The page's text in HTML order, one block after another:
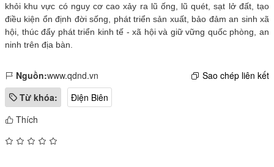
khỏi khu vực có nguy cơ cao xảy ra lũ ống, lũ quét, sạt lở đất, tạo
điều kiện ổn định đời sống, phát triển sản xuất, bảo đảm an sinh xã
hội, thúc đẩy phát triển kinh tế - xã hội và giữ vững quốc phòng, an
ninh trên địa bàn.
Nguồn:www.qdnd.vn
Sao chép liên kết
Từ khóa:
Điện Biên
Thích